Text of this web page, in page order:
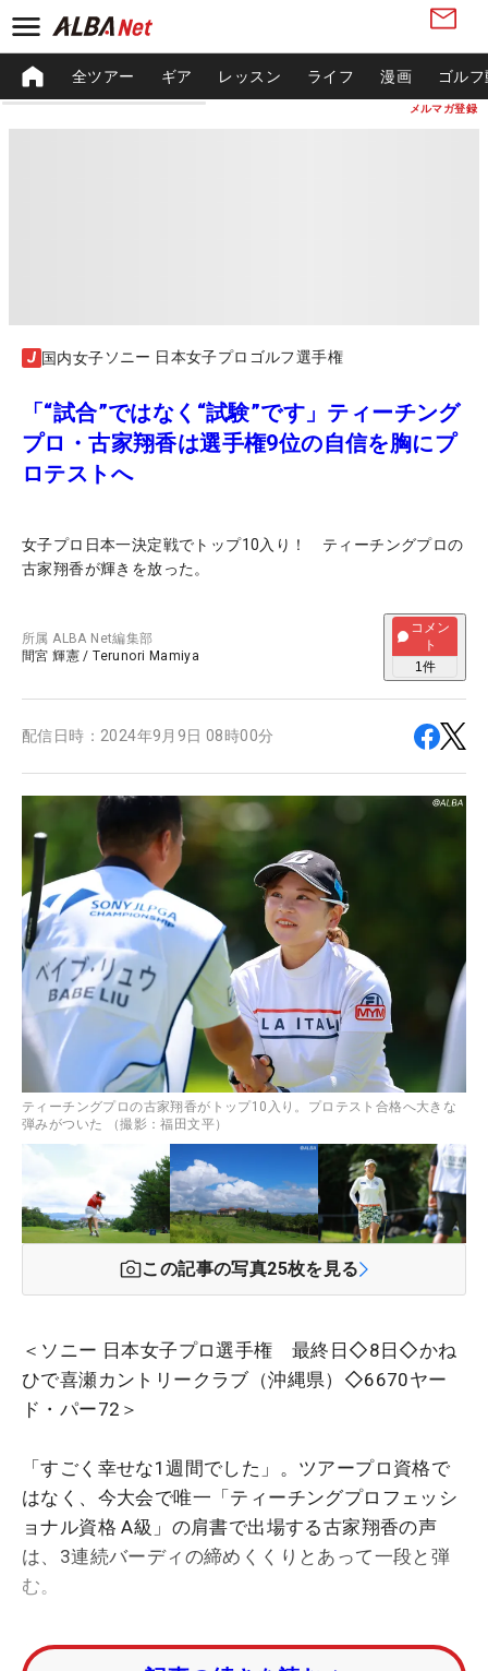
メルマガ登録
全ツアー ギア レッスン ライフ 漫画 ゴル
国内女子ソニー 日本女子プロゴルフ選手権
「“試合”ではなく“試験”です」ティーチング
プロ・古家翔香は選手権9位の自信を胸にプ
ロテストへ
女子プロ日本一決定戦でトップ10入り！ ティーチングプロの
古家翔香が輝きを放った。
所属ALBA Net編集部
間宮 輝憲 /Terunori Mamiya
コメン
ト
1件
配信日時： 2024年9月9日 08時00分
ティーチングプロの古家翔香がトップ10入り。プロテスト合格へ大きな
弾みがついた （撮影：福田文平）
この記事の写真25枚を見る
＜ソニー 日本女子プロ選手権 最終日◇8日◇かね
ひで喜瀬カントリークラブ（沖縄県）◇6670ヤー
ド・パー72＞
「すごく幸せな1週間でした」。ツアープロ資格で
はなく、今大会で唯一「ティーチングプロフェッシ
ョナル資格 A級」の肩書で出場する古家翔香の声
は、3連続バーディの締めくくりとあって一段と弾
む。
前半からパーを拾って拾って、という展開だった